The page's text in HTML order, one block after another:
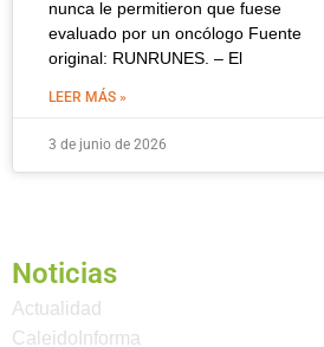
nunca le permitieron que fuese
evaluado por un oncólogo Fuente
original: RUNRUNES. – El
LEER MÁS »
3 de junio de 2026
Noticias
Actualidad
CaleidoInforma